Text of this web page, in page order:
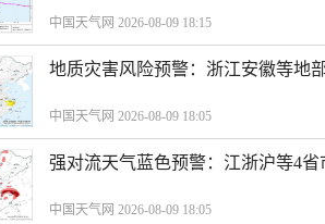
中国天气网 2026-08-09 18:15
地质灾害风险预警：浙江安徽等地
中国天气网 2026-08-09 18:05
强对流天气蓝色预警：江浙沪等4
中国天气网 2026-08-09 18:05